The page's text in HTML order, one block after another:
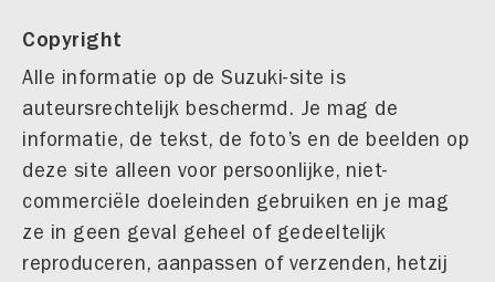
Copyright
Alle informatie op de Suzuki-site is
auteursrechtelijk beschermd. Je mag de
informatie, de tekst, de foto’s en de beelden op
deze site alleen voor persoonlijke, niet-
commerciële doeleinden gebruiken en je mag
ze in geen geval geheel of gedeeltelijk
reproduceren, aanpassen of verzenden, hetzij